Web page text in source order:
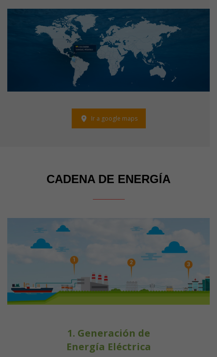
Ir a google maps
CADENA DE ENERGÍA
1. Generación de
Energía Eléctrica